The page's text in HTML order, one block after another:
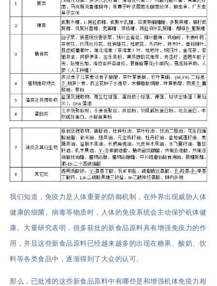
我们知道，免疫力是人体重要的防御机制，在外界出现威胁人体
健康的细菌、病毒等物质时，人体的免疫系统会主动保护机体健
康。大量研究表明，很多获批的新食品原料具有增强免疫力的作
用，并且这些新食品原料已经越来越多的出现在糖果、酸奶、饮
料等各类食品中，逐渐得到了大众的认可。
那么，已批准的这些新食品原料中有哪些是和增强机体免疫力相